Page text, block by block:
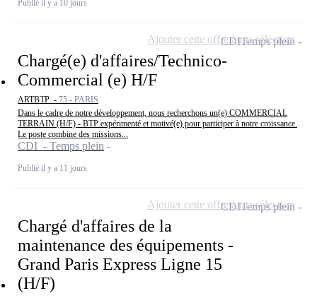
Publié il y a 10 jours
Chargé(e) d'affaires/Technico-
Commercial (e) H/F
ARTBTP - 75 - PARIS
Dans le cadre de notre développement, nous recherchons un(e) COMMERCIAL
TERRAIN (H/F) - BTP expérimenté et motivé(e) pour participer à notre croissance.
Le poste combine des missions...
CDI - Temps plein
Publié il y a 11 jours
CDITemps plein
Ajouter cette offre à ma sélection
Chargé d'affaires de la
maintenance des équipements -
Grand Paris Express Ligne 15
(H/F)
CDITemps plein
Ajouter cette offre à ma sélection